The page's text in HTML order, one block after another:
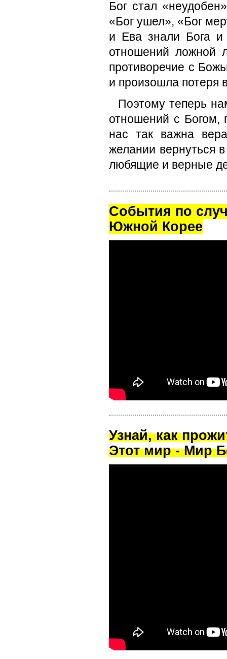
Бог стал
«Бог ушел», «Бог
и Ева знали Бога и
отношений ложной
противоречие с
и произошла потеря
Поэтому теперь
отношений с Богом,
нас так важна
желании вернуться
любящие и верные
Cобытия по
Южной Корее
Узнай, как
Этот мир - Мир